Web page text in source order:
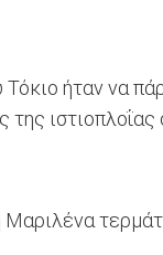
ήταν να
της